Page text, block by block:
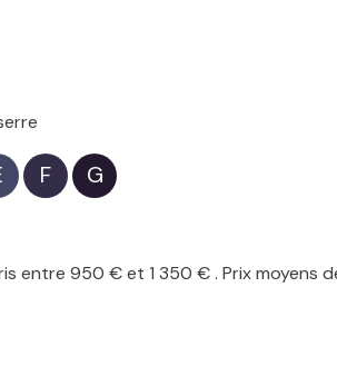
F G
950 € et 1 350 € . Prix moyens